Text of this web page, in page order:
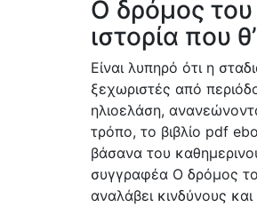
Ο δρόμος του
ιστορία που
Είναι λυπηρό ότι η
ξεχωριστές από
ηλιοελάση,
τρόπο, το βιβλίο pdf
βάσανα του
συγγραφέα Ο δρόμος
αναλάβει κινδύνους